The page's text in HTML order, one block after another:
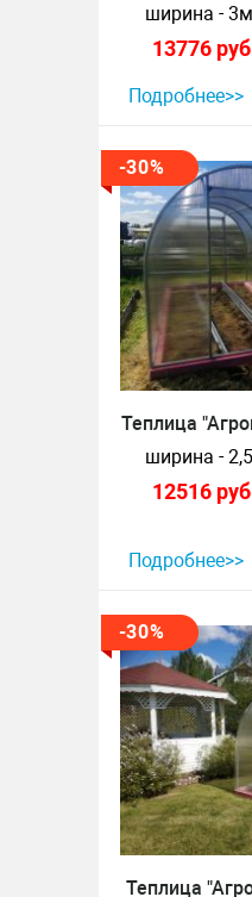
ширина -
13776
Подробнее>>
-30%
Теплица
ширина -
12516
Подробнее>>
-30%
Теплица